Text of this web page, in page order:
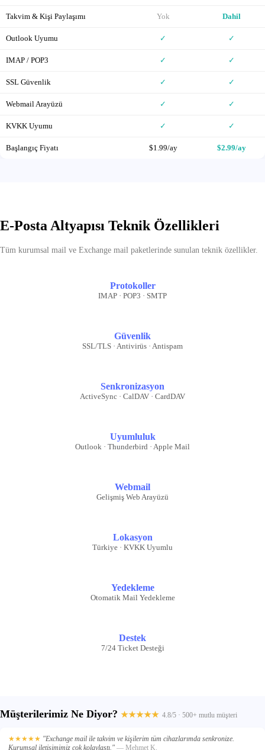
Takvim & Kişi Paylaşımı Yok Dahil
Outlook Uyumu ✓ ✓
IMAP / POP3 ✓ ✓
SSL Güvenlik ✓ ✓
Webmail Arayüzü ✓ ✓
KVKK Uyumu ✓ ✓
Başlangıç Fiyatı $1.99/ay $2.99/ay
E-Posta Altyapısı Teknik Özellikleri
Tüm kurumsal mail ve Exchange mail paketlerinde sunulan teknik özellikler.
Protokoller
IMAP · POP3 · SMTP
Güvenlik
SSL/TLS · Antivirüs · Antispam
Senkronizasyon
ActiveSync · CalDAV · CardDAV
Uyumluluk
Outlook · Thunderbird · Apple Mail
Webmail
Gelişmiş Web Arayüzü
Lokasyon
Türkiye · KVKK Uyumlu
Yedekleme
Otomatik Mail Yedekleme
Destek
7/24 Ticket Desteği
Müşterilerimiz Ne Diyor? ★★★★★ 4.8/5 · 500+ mutlu müşteri
★★★★★ "Exchange mail ile takvim ve kişilerim tüm cihazlarımda senkronize.
Kurumsal iletişimimiz çok kolaylaştı." — Mehmet K.